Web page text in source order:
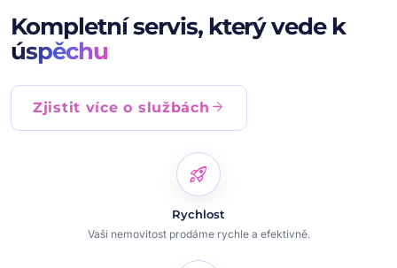
Kompletní servis, který vede k
úspěchu
Zjistit více o službách arrow_forward
rocket_launch
Rychlost
Vaši nemovitost prodáme rychle a efektivně.